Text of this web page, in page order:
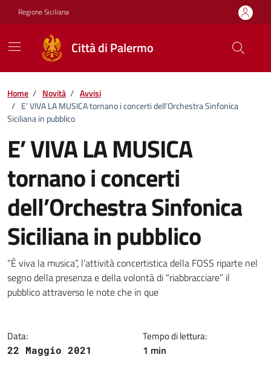
Vai ai contenuti
Vai al footer
Regione Siciliana
Città di Palermo
Home / Novità / Avvisi
/ E’ VIVA LA MUSICA tornano i concerti dell’Orchestra Sinfonica
Siciliana in pubblico
E’ VIVA LA MUSICA
tornano i concerti
dell’Orchestra Sinfonica
Siciliana in pubblico
Dettagli della notizia
“È viva la musica”, l’attività concertistica della FOSS riparte nel
segno della presenza e della volontà di “riabbracciare” il
pubblico attraverso le note che in que
Data:
22 Maggio 2021
Tempo di lettura:
1 min